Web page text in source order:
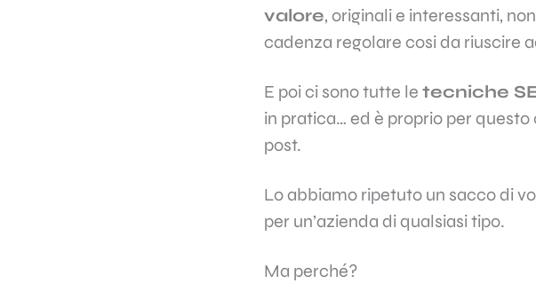
valore, originali e interessanti,
cadenza regolare cosi da riuscire
E poi ci sono tutte le tecniche
in pratica… ed è proprio per
post.
Lo abbiamo ripetuto un sacco di
per un’azienda di qualsiasi tipo.
Ma perché?